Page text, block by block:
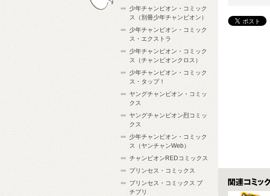
関連コミックス
少年チャンピオン・コミック
ス（別冊少年チャンピオン）
少年チャンピオン・コミック
ス・エクストラ
少年チャンピオン・コミック
ス（チャンピオンクロス）
少年チャンピオン・コミック
ス・タップ！
ヤングチャンピオン・コミッ
クス
ヤングチャンピオン烈コミッ
クス
少年チャンピオン・コミック
ス（ヤンチャンWeb）
チャンピオンREDコミックス
プリンセス・コミックス
プリンセス・コミックス プ
チプリ